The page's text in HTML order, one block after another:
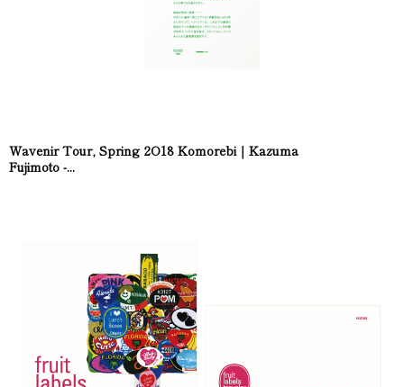
Wavenir Tour, Spring 2O18 Komorebi｜Kazuma
Fujimoto -...